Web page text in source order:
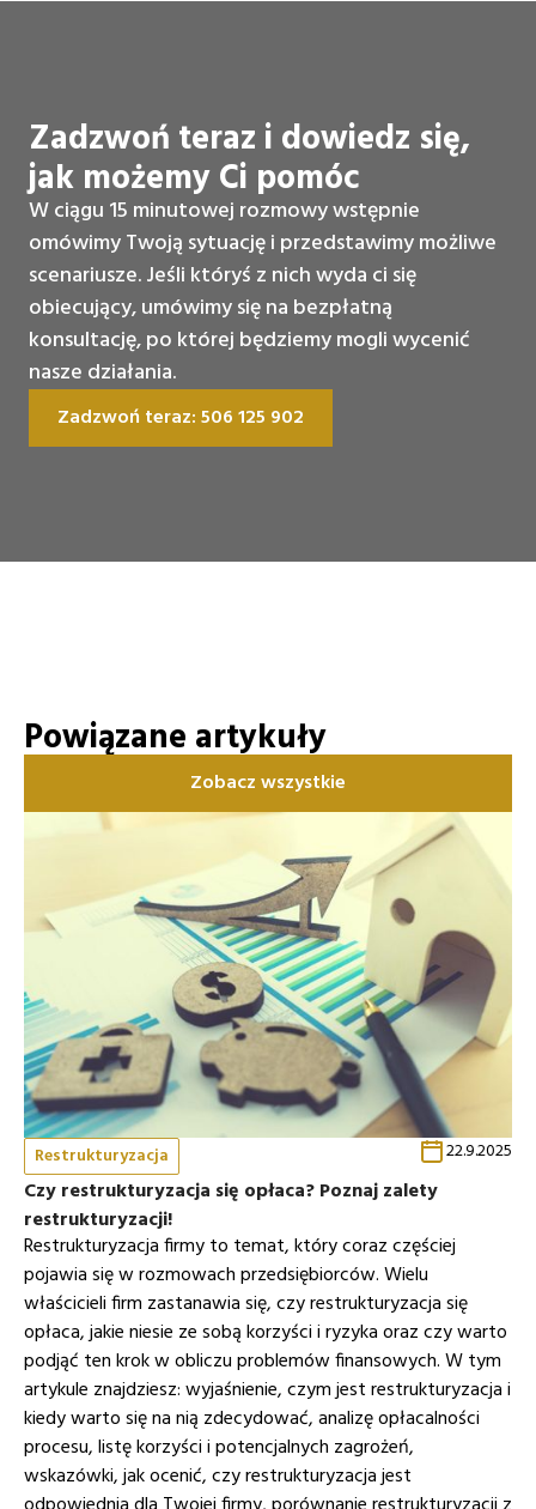
Zadzwoń teraz i dowiedz się,
jak możemy Ci pomóc
W ciągu 15 minutowej rozmowy wstępnie
omówimy Twoją sytuację i przedstawimy możliwe
scenariusze. Jeśli któryś z nich wyda ci się
obiecujący, umówimy się na bezpłatną
konsultację, po której będziemy mogli wycenić
nasze działania.
Zadzwoń teraz: 506 125 902
Powiązane artykuły
Zobacz wszystkie
Restrukturyzacja 22.9.2025
Czy restrukturyzacja się opłaca? Poznaj zalety
restrukturyzacji!
Restrukturyzacja firmy to temat, który coraz częściej
pojawia się w rozmowach przedsiębiorców. Wielu
właścicieli firm zastanawia się, czy restrukturyzacja się
opłaca, jakie niesie ze sobą korzyści i ryzyka oraz czy warto
podjąć ten krok w obliczu problemów finansowych. W tym
artykule znajdziesz: wyjaśnienie, czym jest restrukturyzacja i
kiedy warto się na nią zdecydować, analizę opłacalności
procesu, listę korzyści i potencjalnych zagrożeń,
wskazówki, jak ocenić, czy restrukturyzacja jest